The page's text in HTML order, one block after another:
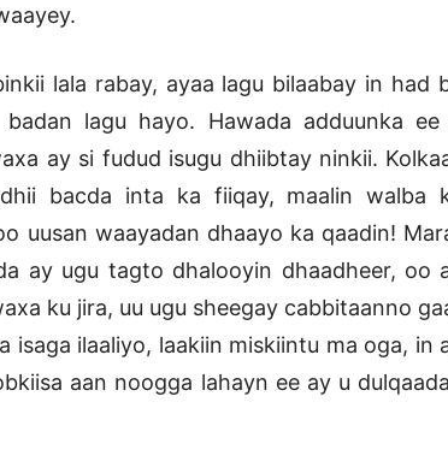
rabay, ayaa lagu bilaabay in had
lagu hayo. Hawada adduunka ee
ay si fudud isugu dhiibtay ninkii.
bacda inta ka fiiqay, maalin walba
uusan waayadan dhaayo ka qaadin!
ay ugu tagto dhalooyin dhaadheer, oo
ku jira, uu ugu sheegay cabbitaanno
isaga ilaaliyo, laakiin miskiintu ma oga, in
aan noogga lahayn ee ay u